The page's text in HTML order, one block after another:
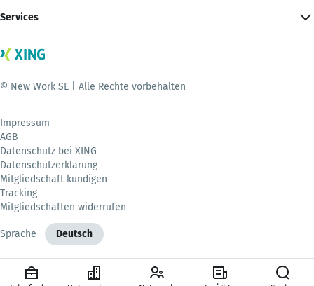
Services
© New Work SE | Alle Rechte vorbehalten
Impressum
AGB
Datenschutz bei XING
Datenschutzerklärung
Mitgliedschaft kündigen
Tracking
Mitgliedschaften widerrufen
Sprache Deutsch